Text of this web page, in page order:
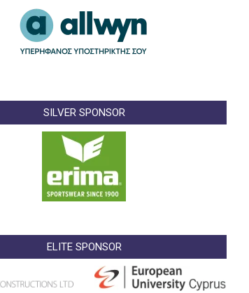
SILVER SPONSOR
ELITE SPONSOR